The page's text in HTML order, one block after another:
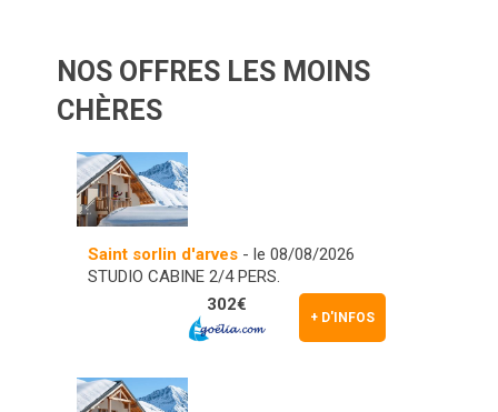
NOS OFFRES LES MOINS
CHÈRES
Saint sorlin d'arves- le 08/08/2026
STUDIO CABINE 2/4 PERS.
+ D'INFOS
302€